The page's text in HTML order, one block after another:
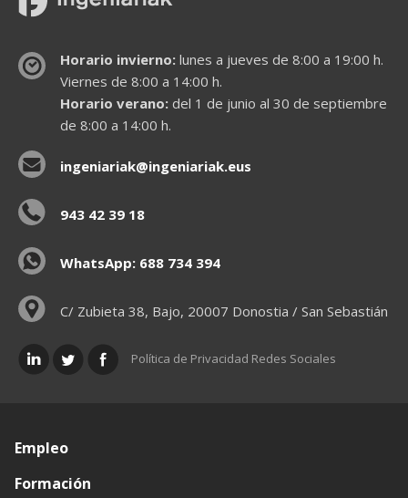
Horario invierno:lunes a jueves de 8:00 a 19:00 h.
Viernes de 8:00 a 14:00 h.
Horario verano:del 1 de junio al 30 de septiembre
de 8:00 a 14:00 h.
ingeniariak@ingeniariak.eus
943 42 39 18
WhatsApp: 688 734 394
C/ Zubieta 38, Bajo, 20007 Donostia / San Sebastián
Política de Privacidad Redes Sociales
Empleo
Formación